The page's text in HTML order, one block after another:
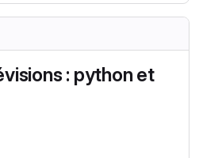
: python et